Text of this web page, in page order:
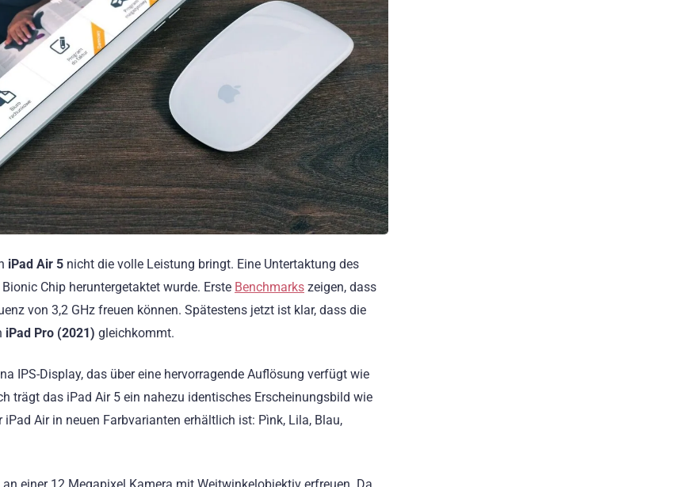
iPad Air 5 nicht die volle Leistung bringt. Eine Untertaktung des
Chip heruntergetaktet wurde. Erste Benchmarks zeigen, dass
von 3,2 GHz freuen können. Spätestens jetzt ist klar, dass die
iPad Pro (2021) gleichkommt.
IPS-Display, das über eine hervorragende Auflösung verfügt wie
trägt das iPad Air 5 ein nahezu identisches Erscheinungsbild wie
Air in neuen Farbvarianten erhältlich ist: Pìnk, Lila, Blau,